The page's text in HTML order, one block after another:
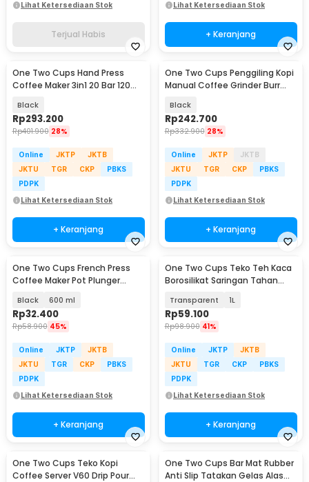
Lihat Ketersediaan Stok
Terjual Habis
Lihat Ketersediaan Stok
+ Keranjang
One Two Cups Hand Press
Coffee Maker 3in1 20 Bar 120ml
Black
Rp293.200
Rp401.900 28%
Online JKTP
JKTB
JKTU
TGR CKP
PBKS
PDPK
Lihat Ketersediaan Stok
+ Keranjang
One Two Cups Penggiling Kopi
Manual Coffee Grinder Burr
Black
Rp242.700
Rp332.900 28%
Online JKTP
JKTB
JKTU
TGR CKP
PBKS
PDPK
Lihat Ketersediaan Stok
+ Keranjang
One Two Cups French Press
Coffee Maker Pot Plunger
Black 600 ml
Rp32.400
Rp58.900 45%
Online JKTP
JKTB
JKTU
TGR CKP
PBKS
PDPK
Lihat Ketersediaan Stok
+ Keranjang
One Two Cups Teko Teh Kaca
Borosilikat Saringan Tahan
Transparent 1L
Rp59.100
Rp98.900 41%
Online JKTP
JKTB
JKTU
TGR CKP
PBKS
PDPK
Lihat Ketersediaan Stok
+ Keranjang
One Two Cups Teko Kopi
Coffee Server V60 Drip Pour
One Two Cups Bar Mat Rubber
Anti Slip Tatakan Gelas Alas